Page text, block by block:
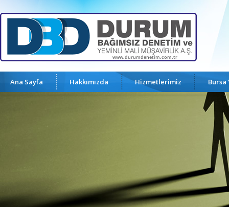
Ana Sayfa Hakkımızda Hizmetlerimiz Bursa